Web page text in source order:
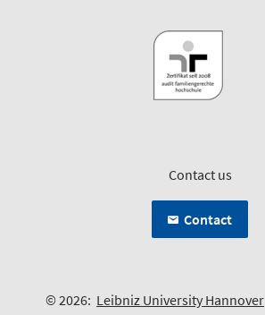
Contact us
Contact
© 2026: Leibniz University Hannover